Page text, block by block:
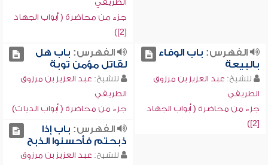
الطريفي
جزء من محاضرة ( أبواب الجهاد
[2])
الفهرس: باب الوفاء
بالبيعة
للشيخ: عبد العزيز بن مرزوق
الطريفي
جزء من محاضرة ( أبواب الجهاد
[2])
الفهرس: باب هل
لقاتل مؤمن توبة
للشيخ: عبد العزيز بن مرزوق
الطريفي
جزء من محاضرة ( أبواب الديات)
الفهرس: باب إذا
ذبحتم فأحسنوا الذبح
للشيخ: عبد العزيز بن مرزوق